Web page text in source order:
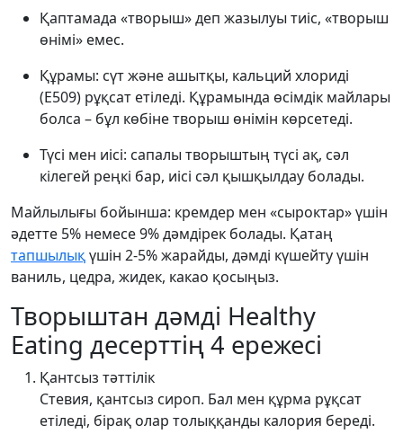
Қаптамада «творыш» деп жазылуы тиіс, «творыш
өнімі» емес.
Құрамы: сүт және ашытқы, кальций хлориді
(E509) рұқсат етіледі. Құрамында өсімдік майлары
болса – бұл көбіне творыш өнімін көрсетеді.
Түсі мен иісі: сапалы творыштың түсі ақ, сәл
кілегей реңкі бар, иісі сәл қышқылдау болады.
Майлылығы бойынша: кремдер мен «сыроктар» үшін
әдетте 5% немесе 9% дәмдірек болады. Қатаң
тапшылықүшін 2-5% жарайды, дәмді күшейту үшін
ваниль, цедра, жидек, какао қосыңыз.
Творыштан дәмді Healthy
Eating десерттің 4 ережесі
Қантсыз тәттілік
Стевия, қантсыз сироп. Бал мен құрма рұқсат
етіледі, бірақ олар толыққанды калория береді.